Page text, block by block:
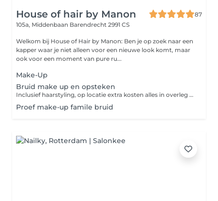
House of hair by Manon
87
105a, Middenbaan Barendrecht 2991 CS
Welkom bij House of Hair by Manon: Ben je op zoek naar een
kapper waar je niet alleen voor een nieuwe look komt, maar
ook voor een moment van pure ru...
Make-Up
Bruid make up en opsteken
Inclusief haarstyling, op locatie extra kosten alles in overleg Toeslag wordt berekend voor extra familie/vrienden
Proef make-up famile bruid